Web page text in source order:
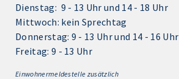
Dienstag: 9 - 13 Uhr und 14 - 18 Uhr
Mittwoch: kein Sprechtag
Donnerstag: 9 - 13 Uhr und 14 - 16 Uhr
Freitag: 9 - 13 Uhr
Einwohnermeldestelle zusätzlich